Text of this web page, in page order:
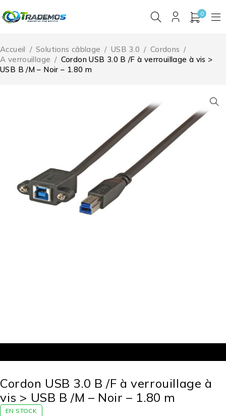
0
Accueil / Solutions câblage / USB 3.0 / Cordons /
A verrouillage / Cordon USB 3.0 B /F à verrouillage à vis >
USB B /M – Noir – 1.80 m
Cordon USB 3.0 B /F à verrouillage à
vis > USB B /M – Noir – 1.80 m
EN STOCK